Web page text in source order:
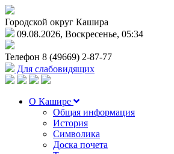
Городской округ Кашира
09.08.2026, Воскресенье, 05:34
Телефон 8 (49669) 2-87-77
Для слабовидящих
О Кашире
Общая информация
История
Символика
Доска почета